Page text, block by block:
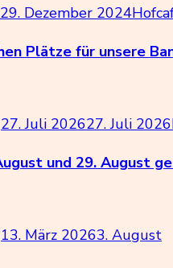
29. Dezember 2024
Plätze für unsere
27. Juli 202627. Juli 2026
und 29. August
13. März 20263. August